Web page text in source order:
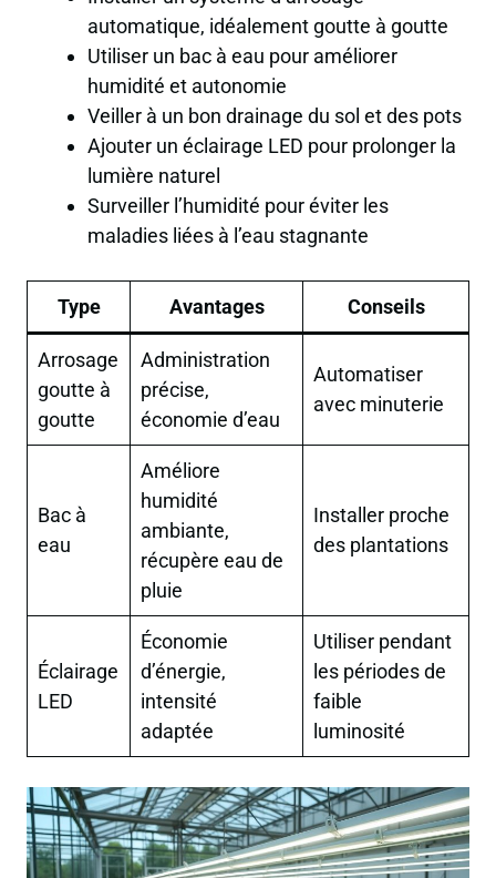
automatique, idéalement goutte à goutte
Utiliser un bac à eau pour améliorer
humidité et autonomie
Veiller à un bon drainage du sol et des pots
Ajouter un éclairage LED pour prolonger la
lumière naturel
Surveiller l’humidité pour éviter les
maladies liées à l’eau stagnante
Type Avantages Conseils
Arrosage
goutte à
goutte
Administration
précise,
économie d’eau
Automatiser
avec minuterie
Bac à
eau
Améliore
humidité
ambiante,
récupère eau de
pluie
Installer proche
des plantations
Éclairage
LED
Économie
d’énergie,
intensité
adaptée
Utiliser pendant
les périodes de
faible
luminosité